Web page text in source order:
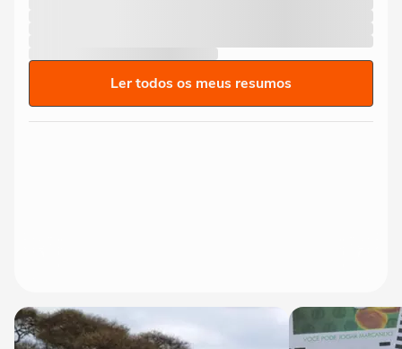
Ler todos os meus resumos